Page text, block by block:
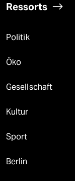
Ressorts
Politik
Öko
Gesellschaft
Kultur
Sport
Berlin